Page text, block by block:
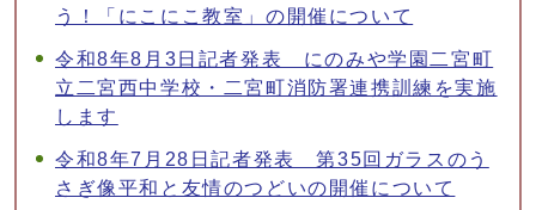
う！「にこにこ教室」の開催について
令和8年8月3日記者発表 にのみや学園二宮町
立二宮西中学校・二宮町消防署連携訓練を実施
します
令和8年7月28日記者発表 第35回ガラスのう
さぎ像平和と友情のつどいの開催について